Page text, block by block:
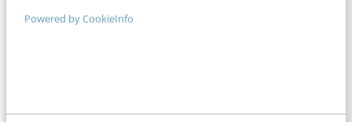
Powered by CookieInfo
Contact